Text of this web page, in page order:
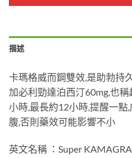
描述
卡瑪格威而鋼雙效,是助勃持
加必利勁達泊西汀60mg,也
小時,最長約12小時,提醒一點
腹,否則藥效可能影響不小
英文名稱 ：Super